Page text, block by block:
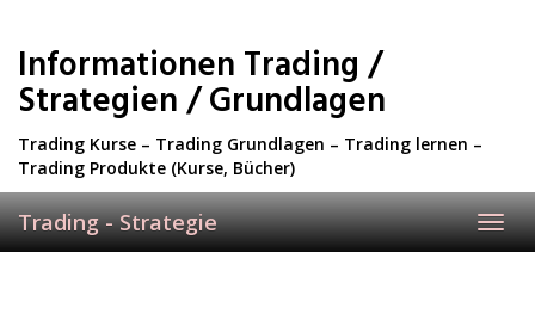
main
content
Informationen Trading /
Strategien / Grundlagen
Trading Kurse – Trading Grundlagen – Trading lernen –
Trading Produkte (Kurse, Bücher)
Trading - Strategie